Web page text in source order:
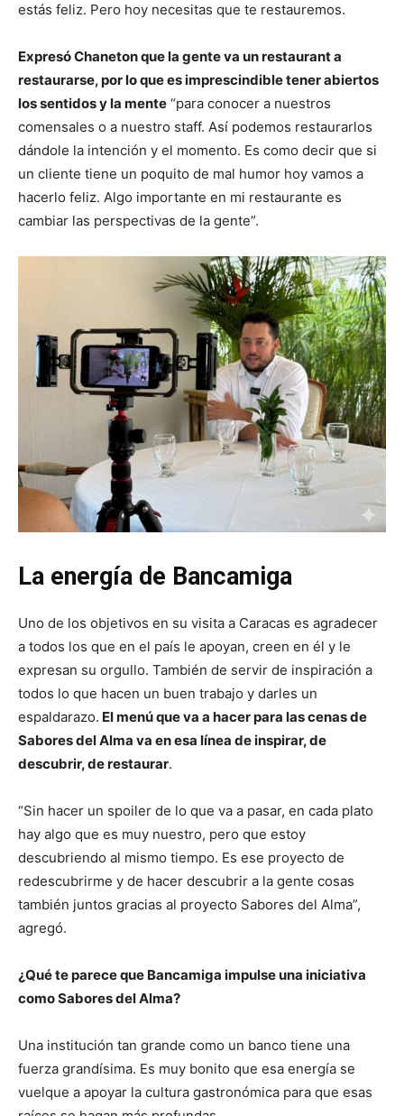
estás feliz. Pero hoy necesitas que te restauremos.
Expresó Chaneton que la gente va un restaurant a
restaurarse, por lo que es imprescindible tener abiertos
los sentidos y la mente “para conocer a nuestros
comensales o a nuestro staff. Así podemos restaurarlos
dándole la intención y el momento. Es como decir que si
un cliente tiene un poquito de mal humor hoy vamos a
hacerlo feliz. Algo importante en mi restaurante es
cambiar las perspectivas de la gente”.
La energía de Bancamiga
Uno de los objetivos en su visita a Caracas es agradecer
a todos los que en el país le apoyan, creen en él y le
expresan su orgullo. También de servir de inspiración a
todos lo que hacen un buen trabajo y darles un
espaldarazo. El menú que va a hacer para las cenas de
Sabores del Alma va en esa línea de inspirar, de
descubrir, de restaurar.
“Sin hacer un spoiler de lo que va a pasar, en cada plato
hay algo que es muy nuestro, pero que estoy
descubriendo al mismo tiempo. Es ese proyecto de
redescubrirme y de hacer descubrir a la gente cosas
también juntos gracias al proyecto Sabores del Alma”,
agregó.
¿Qué te parece que Bancamiga impulse una iniciativa
como Sabores del Alma?
Una institución tan grande como un banco tiene una
fuerza grandísima. Es muy bonito que esa energía se
vuelque a apoyar la cultura gastronómica para que esas